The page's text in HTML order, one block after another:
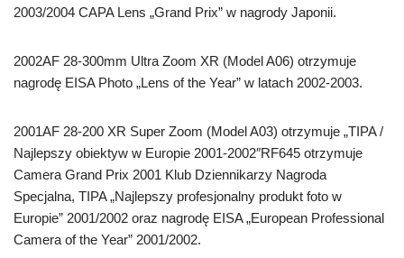
2003/2004 CAPA Lens „Grand Prix” w nagrody Japonii.
2002AF 28-300mm Ultra Zoom XR (Model A06) otrzymuje
nagrodę EISA Photo „Lens of the Year” w latach 2002-2003.
2001AF 28-200 XR Super Zoom (Model A03) otrzymuje „TIPA /
Najlepszy obiektyw w Europie 2001-2002″RF645 otrzymuje
Camera Grand Prix 2001 Klub Dziennikarzy Nagroda
Specjalna, TIPA „Najlepszy profesjonalny produkt foto w
Europie” 2001/2002 oraz nagrodę EISA „European Professional
Camera of the Year” 2001/2002.